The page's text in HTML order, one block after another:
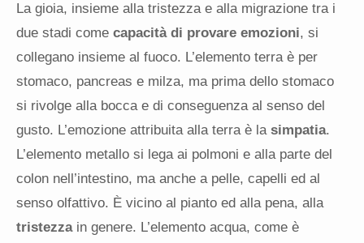
La gioia, insieme alla tristezza e alla migrazione tra i
due stadi come capacità di provare emozioni, si
collegano insieme al fuoco. L’elemento terra è per
stomaco, pancreas e milza, ma prima dello stomaco
si rivolge alla bocca e di conseguenza al senso del
gusto. L’emozione attribuita alla terra è la simpatia.
L’elemento metallo si lega ai polmoni e alla parte del
colon nell’intestino, ma anche a pelle, capelli ed al
senso olfattivo. È vicino al pianto ed alla pena, alla
tristezzain genere. L’elemento acqua, come è